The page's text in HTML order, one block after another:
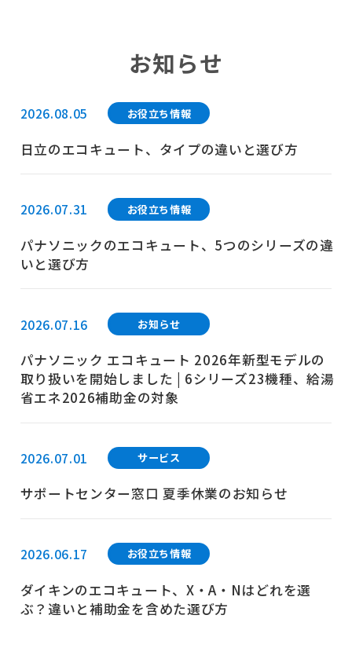
お知らせ
2026.08.05 お役立ち情報
日立のエコキュート、タイプの違いと選び方
2026.07.31 お役立ち情報
パナソニックのエコキュート、5つのシリーズの違
いと選び方
2026.07.16 お知らせ
パナソニック エコキュート 2026年新型モデルの
取り扱いを開始しました | 6シリーズ23機種、給湯
省エネ2026補助金の対象
2026.07.01 サービス
サポートセンター窓口 夏季休業のお知らせ
2026.06.17 お役立ち情報
ダイキンのエコキュート、X・A・Nはどれを選
ぶ？違いと補助金を含めた選び方